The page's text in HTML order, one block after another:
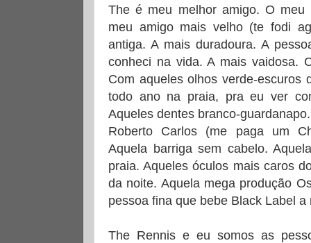
The é meu melhor amigo. O
meu amigo mais velho (te fodi
antiga. A mais duradoura. A
conheci na vida. A mais vaidosa.
Com aqueles olhos verde-escuros
todo ano na praia, pra eu ver
Aqueles dentes branco-
Roberto Carlos (me paga um
Aquela barriga sem cabelo.
praia. Aqueles óculos mais caros
da noite. Aquela mega produção
pessoa fina que bebe Black Label a
The Rennis e eu somos as